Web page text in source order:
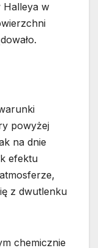
Halleya w
powyżej
na dnie
efektu
z dwutlenku
chemicznie